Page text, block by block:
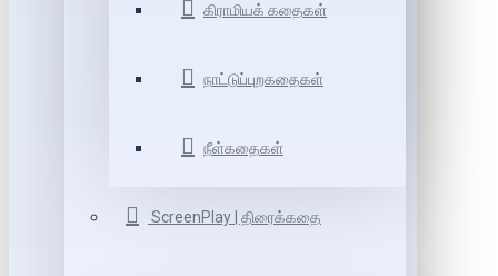
கிராமியக் கதைகள்
நாட்டுப்புறகதைகள்
நீள்கதைகள்
ScreenPlay | திரைக்கதை